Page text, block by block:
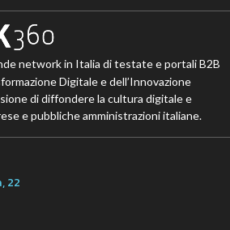
network in Italia di testate e portali B2B
Digitale e dell’Innovazione
di diffondere la cultura digitale e
e pubbliche amministrazioni italiane.
22